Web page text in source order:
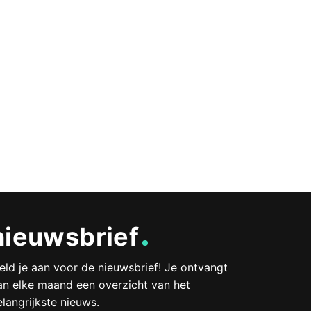
je aan voor de nieuwsbrief! Je ontvangt
elke maand een overzicht van het
nieuws.